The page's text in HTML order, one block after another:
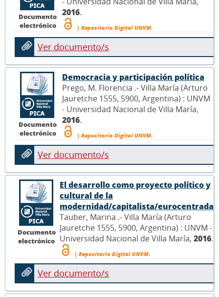
Documento
electrónico
2016.
| Repositorio Digital UNVM.
Ver documento/s
Documento
electrónico
Democracia y participación política
Prego, M. Florencia .- Villa María (Arturo
Jauretche 1555, 5900, Argentina) : UNVM
- Universidad Nacional de Villa María,
2016.
| Repositorio Digital UNVM.
Ver documento/s
Documento
electrónico
El desarrollo como proyecto político y
cultural de la
modernidad/capitalista/eurocentrada
Tauber, Marina .- Villa María (Arturo
Jauretche 1555, 5900, Argentina) : UNVM -
Universidad Nacional de Villa María, 2016.
| Repositorio Digital UNVM.
Ver documento/s